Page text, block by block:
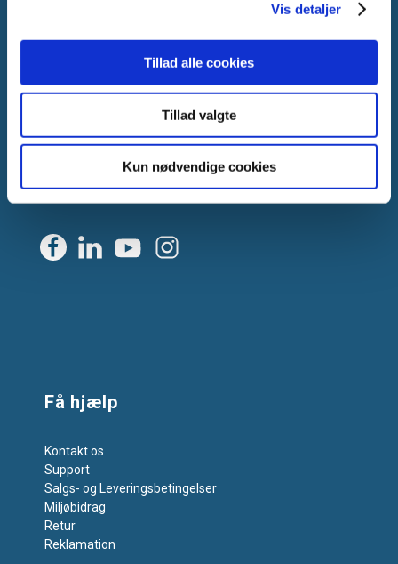
Vis detaljer
Tillad alle cookies
Tillad valgte
Kun nødvendige cookies
Gammelager 15
2605 Brøndby, Danmark
CVR: DK-25695801
+45 44 85 90 00
Få hjælp
Kontakt os
Support
Salgs- og Leveringsbetingelser
Miljøbidrag
Retur
Reklamation